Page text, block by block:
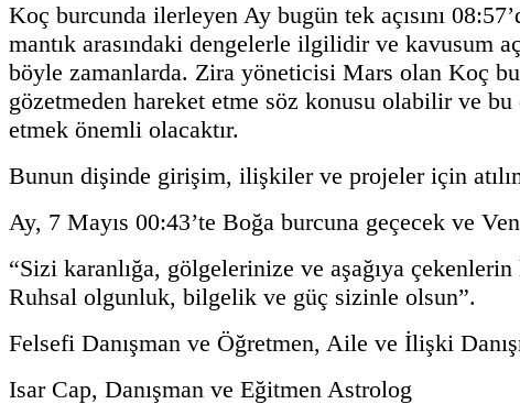
Koç burcunda ilerleyen Ay bugün tek açısını
mantık arasındaki dengelerle ilgilidir ve kavusum
böyle zamanlarda. Zira yöneticisi Mars olan Koç
gözetmeden hareket etme söz konusu olabilir ve
etmek önemli olacaktır.
Bunun dişinde girişim, ilişkiler ve projeler için
Ay, 7 Mayıs 00:43’te Boğa burcuna geçecek ve
“Sizi karanlığa, gölgelerinize ve aşağıya çekenlerin
Ruhsal olgunluk, bilgelik ve güç sizinle olsun”.
Felsefi Danışman ve Öğretmen, Aile ve İlişki
Isar Cap, Danışman ve Eğitmen Astrolog